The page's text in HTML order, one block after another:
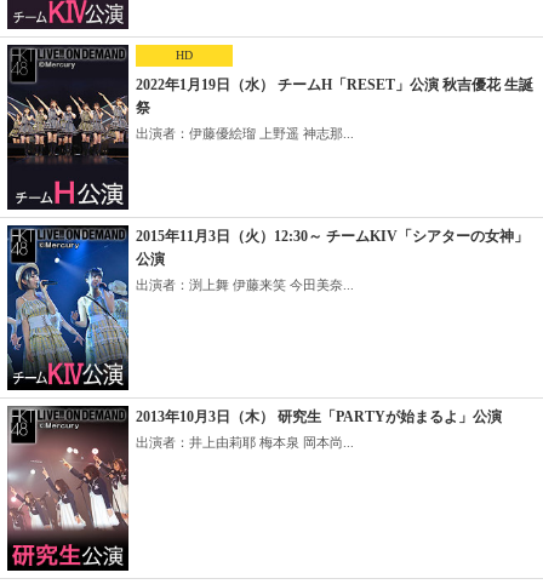
HD
2022年1月19日（水） チームH「RESET」公演 秋吉優花 生誕
祭
出演者：伊藤優絵瑠 上野遥 神志那...
2015年11月3日（火）12:30～ チームKIV「シアターの女神」
公演
出演者：渕上舞 伊藤来笑 今田美奈...
2013年10月3日（木） 研究生「PARTYが始まるよ」公演
出演者：井上由莉耶 梅本泉 岡本尚...